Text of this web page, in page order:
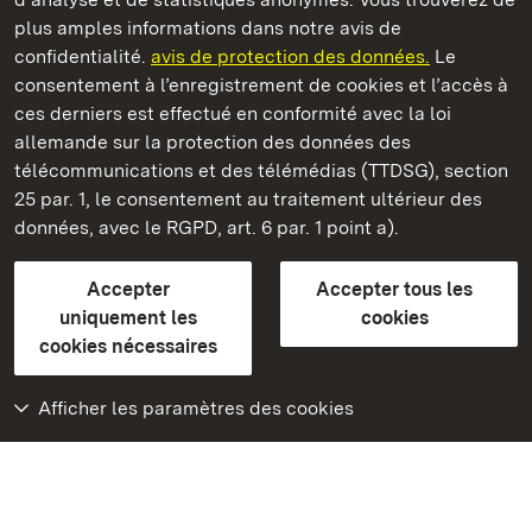
plus amples informations dans notre avis de
confidentialité. avis de protection des données. Le
consentement à l’enregistrement de cookies et l’accès à
ces derniers est effectué en conformité avec la loi
allemande sur la protection des données des
télécommunications et des télémédias (TTDSG), section
25 par. 1, le consentement au traitement ultérieur des
données, avec le RGPD, art. 6 par. 1 point a).
Accepter
uniquement les
cookies nécessaires
Accepter tous les
cookies
Afficher les paramètres des cookies
Château-fort Hochburg d' Emmendingen
Châteaux et jardins publics du Bade-Wurtemberg
FAQ et réponsesMentions légalesProtection des données
Explications sur l’accessibilité
BITV-konform (geprüfte Seiten)
plus loin
Accueil
Monuments
Rendez-nous visite